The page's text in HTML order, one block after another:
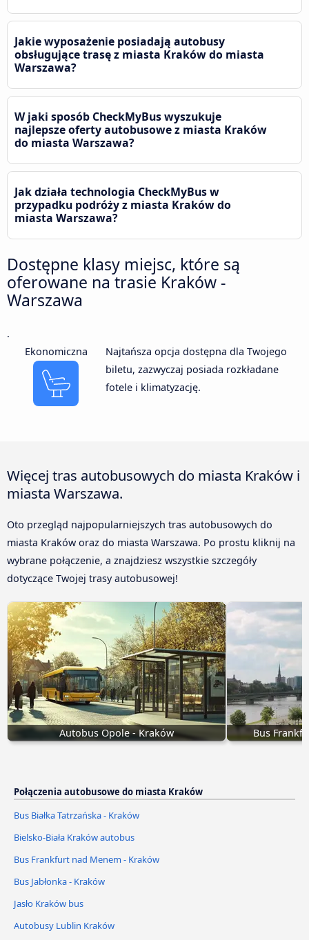
Jakie wyposażenie posiadają autobusy
obsługujące trasę z miasta Kraków do miasta
Warszawa?
W jaki sposób CheckMyBus wyszukuje
najlepsze oferty autobusowe z miasta Kraków
do miasta Warszawa?
Jak działa technologia CheckMyBus w
przypadku podróży z miasta Kraków do
miasta Warszawa?
Dostępne klasy miejsc, które są
oferowane na trasie Kraków -
Warszawa
.
Ekonomiczna
Najtańsza opcja dostępna dla Twojego
biletu, zazwyczaj posiada rozkładane
fotele i klimatyzację.
Więcej tras autobusowych do miasta Kraków i
miasta Warszawa.
Oto przegląd najpopularniejszych tras autobusowych do
miasta Kraków oraz do miasta Warszawa. Po prostu kliknij na
wybrane połączenie, a znajdziesz wszystkie szczegóły
dotyczące Twojej trasy autobusowej!
Autobus Opole - Kraków Bus
Połączenia autobusowe do miasta Kraków
Bus Białka Tatrzańska - Kraków
Bielsko-Biała Kraków autobus
Bus Frankfurt nad Menem - Kraków
Bus Jabłonka - Kraków
Jasło Kraków bus
Autobusy Lublin Kraków